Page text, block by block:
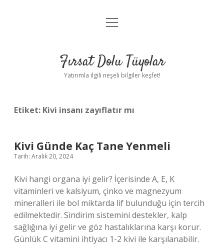
Gizlilik Politikası
Yasal Uyarı
menüyü
Fırsat Dolu Tüyolar
Yatırımla ilgili neşeli bilgiler keşfet!
Etiket: Kivi insanı zayıflatır mı
Kivi Günde Kaç Tane Yenmeli
Tarih: Aralık 20, 2024
Kivi hangi organa iyi gelir? İçerisinde A, E, K
vitaminleri ve kalsiyum, çinko ve magnezyum
mineralleri ile bol miktarda lif bulunduğu için tercih
edilmektedir. Sindirim sistemini destekler, kalp
sağlığına iyi gelir ve göz hastalıklarına karşı korur.
Günlük C vitamini ihtiyacı 1-2 kivi ile karşılanabilir.